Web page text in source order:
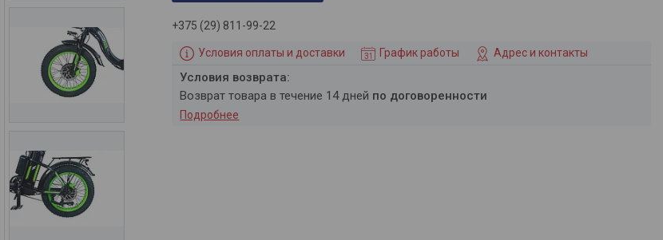
+375 (29) 811-99-22
Условия оплаты и доставки График работы Адрес и контакты
возврат товара в течение 14 дней по договоренности
Подробнее